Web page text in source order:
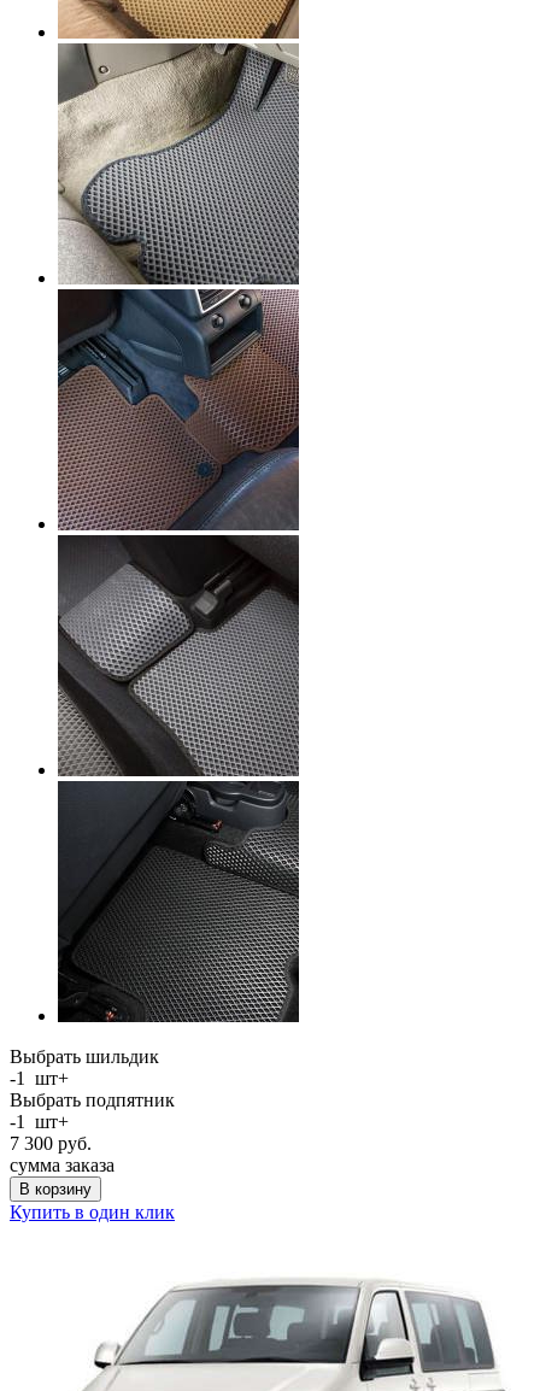
Выбрать шильдик
-1 шт+
Выбрать подпятник
-1 шт+
7 300 руб.
сумма заказа
В корзину
Купить в один клик